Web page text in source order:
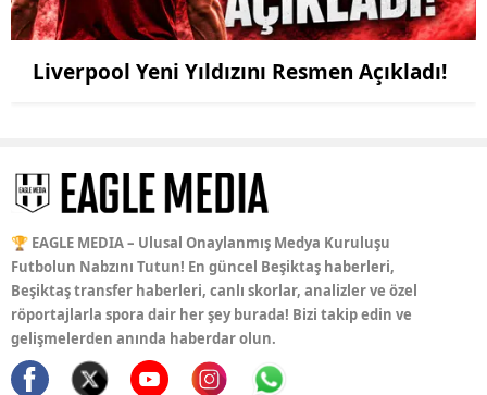
Liverpool Yeni Yıldızını Resmen Açıkladı!
🏆 EAGLE MEDIA – Ulusal Onaylanmış Medya Kuruluşu
Futbolun Nabzını Tutun! En güncel Beşiktaş haberleri,
Beşiktaş transfer haberleri, canlı skorlar, analizler ve özel
röportajlarla spora dair her şey burada! Bizi takip edin ve
gelişmelerden anında haberdar olun.